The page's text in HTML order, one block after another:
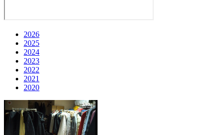
2026
2025
2024
2023
2022
2021
2020